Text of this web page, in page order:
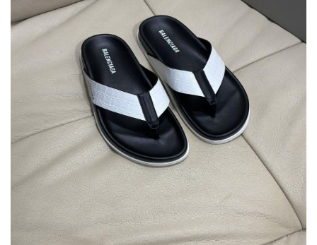
ー
管
せ
yoyocopys@gmail.com
2026人気特集
バッグ
財布
時計
服
ズボン
衣装セット
靴
住まい用品
アクセサリー
ベルト
スカーフ
アイフォーンケ
ース
小物
2026春の新作続々更新中！期間中のご注文でお得な割引をご利用いただ
新作入荷！ルイ・ヴィトンスーパーコピー バッグ最新モデルが登場。